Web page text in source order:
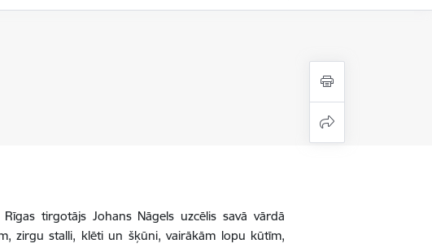
tirgotājs Johans Nāgels uzcēlis savā vārdā
zirgu stalli, klēti un šķūni, vairākām lopu kūtīm,